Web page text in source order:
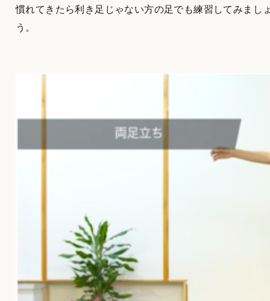
慣れてきたら利き足じゃない方の足でも練習してみまし
う。